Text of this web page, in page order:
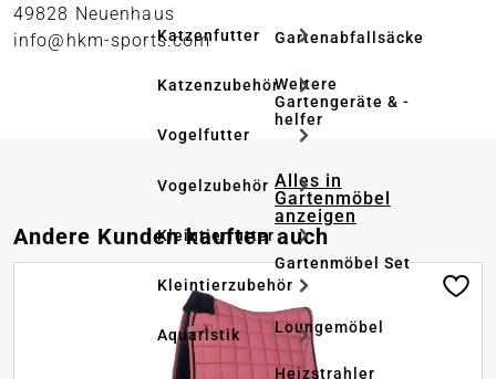
Katzenfutter
Katzenzubehör
Vogelfutter
Vogelzubehör
Kleintierfutter
Kleintierzubehör
Aquaristik
Gartenabfallsäcke
Weitere
Gartengeräte & -
helfer
Alles in
Gartenmöbel
anzeigen
Gartenmöbel Set
Loungemöbel
Heizstrahler
49828 Neuenhaus
info@hkm-sports.com
Produktgalerie überspringen
Andere Kunden kauften auch